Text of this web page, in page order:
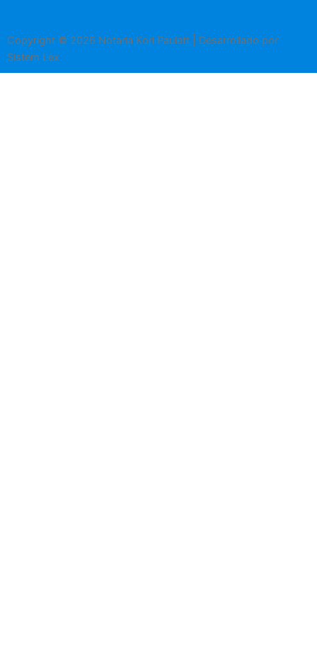
Copyright © 2026 Notaria Kori Paulett | Desarrollado por
Sistem Lex